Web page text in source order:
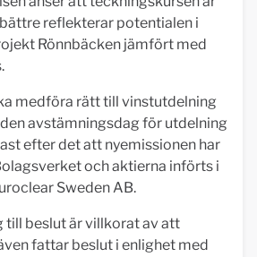
reflekterar potentialen i
Rönnbäcken jämfört med
medföra rätt till vinstutdelning
avstämningsdag för utdelning
efter det att nyemissionen har
och aktierna införts i
Sweden AB.
till beslut är villkorat av att
fattar beslut i enlighet med